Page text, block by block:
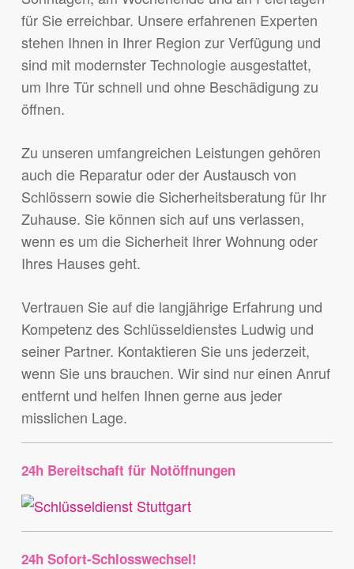
für Sie erreichbar. Unsere erfahrenen Experten
stehen Ihnen in Ihrer Region zur Verfügung und
sind mit modernster Technologie ausgestattet,
um Ihre Tür schnell und ohne Beschädigung zu
öffnen.
Zu unseren umfangreichen Leistungen gehören
auch die Reparatur oder der Austausch von
Schlössern sowie die Sicherheitsberatung für Ihr
Zuhause. Sie können sich auf uns verlassen,
wenn es um die Sicherheit Ihrer Wohnung oder
Ihres Hauses geht.
Vertrauen Sie auf die langjährige Erfahrung und
Kompetenz des Schlüsseldienstes Ludwig und
seiner Partner. Kontaktieren Sie uns jederzeit,
wenn Sie uns brauchen. Wir sind nur einen Anruf
entfernt und helfen Ihnen gerne aus jeder
misslichen Lage.
24h Bereitschaft für Notöffnungen
24h Sofort-Schlosswechsel!